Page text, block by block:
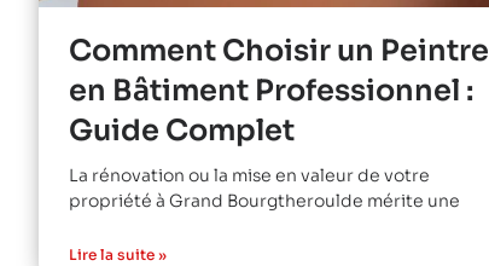
Comment Choisir un Peintre
en Bâtiment Professionnel :
Guide Complet
La rénovation ou la mise en valeur de votre
propriété à Grand Bourgtheroulde mérite une
Lire la suite »